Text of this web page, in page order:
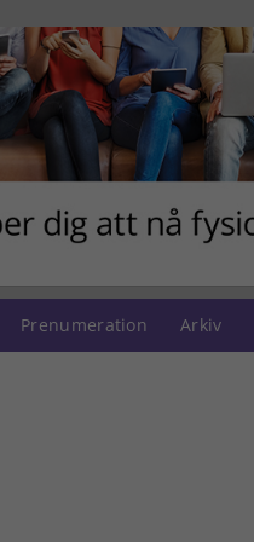
Prenumeration Arkiv